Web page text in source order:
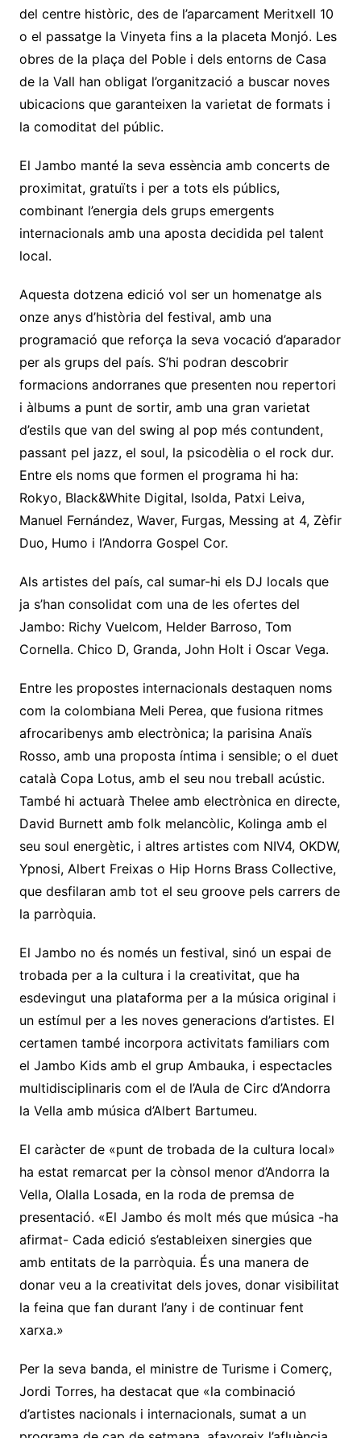
del centre històric, des de l’aparcament Meritxell 10
o el passatge la Vinyeta fins a la placeta Monjó. Les
obres de la plaça del Poble i dels entorns de Casa
de la Vall han obligat l’organització a buscar noves
ubicacions que garanteixen la varietat de formats i
la comoditat del públic.
El Jambo manté la seva essència amb concerts de
proximitat, gratuïts i per a tots els públics,
combinant l’energia dels grups emergents
internacionals amb una aposta decidida pel talent
local.
Aquesta dotzena edició vol ser un homenatge als
onze anys d’història del festival, amb una
programació que reforça la seva vocació d’aparador
per als grups del país. S’hi podran descobrir
formacions andorranes que presenten nou repertori
i àlbums a punt de sortir, amb una gran varietat
d’estils que van del swing al pop més contundent,
passant pel jazz, el soul, la psicodèlia o el rock dur.
Entre els noms que formen el programa hi ha:
Rokyo, Black&White Digital, Isolda, Patxi Leiva,
Manuel Fernández, Waver, Furgas, Messing at 4, Zèfir
Duo, Humo i l’Andorra Gospel Cor.
Als artistes del país, cal sumar-hi els DJ locals que
ja s’han consolidat com una de les ofertes del
Jambo: Richy Vuelcom, Helder Barroso, Tom
Cornella. Chico D, Granda, John Holt i Oscar Vega.
Entre les propostes internacionals destaquen noms
com la colombiana Meli Perea, que fusiona ritmes
afrocaribenys amb electrònica; la parisina Anaïs
Rosso, amb una proposta íntima i sensible; o el duet
català Copa Lotus, amb el seu nou treball acústic.
També hi actuarà Thelee amb electrònica en directe,
David Burnett amb folk melancòlic, Kolinga amb el
seu soul energètic, i altres artistes com NIV4, OKDW,
Ypnosi, Albert Freixas o Hip Horns Brass Collective,
que desfilaran amb tot el seu groove pels carrers de
la parròquia.
El Jambo no és només un festival, sinó un espai de
trobada per a la cultura i la creativitat, que ha
esdevingut una plataforma per a la música original i
un estímul per a les noves generacions d’artistes. El
certamen també incorpora activitats familiars com
el Jambo Kids amb el grup Ambauka, i espectacles
multidisciplinaris com el de l’Aula de Circ d’Andorra
la Vella amb música d’Albert Bartumeu.
El caràcter de «punt de trobada de la cultura local»
ha estat remarcat per la cònsol menor d’Andorra la
Vella, Olalla Losada, en la roda de premsa de
presentació. «El Jambo és molt més que música -ha
afirmat- Cada edició s’estableixen sinergies que
amb entitats de la parròquia. És una manera de
donar veu a la creativitat dels joves, donar visibilitat
la feina que fan durant l’any i de continuar fent
xarxa.»
Per la seva banda, el ministre de Turisme i Comerç,
Jordi Torres, ha destacat que «la combinació
d’artistes nacionals i internacionals, sumat a un